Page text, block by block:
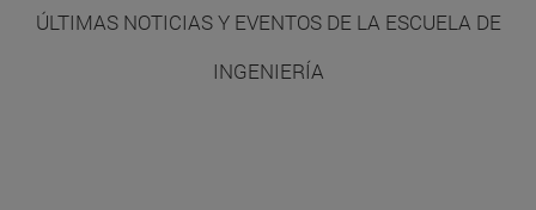
ÚLTIMAS NOTICIAS Y EVENTOS DE LA ESCUELA DE
INGENIERÍA